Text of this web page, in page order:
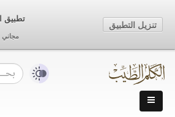
تطبيق
مجاني
تنزيل التطبيق